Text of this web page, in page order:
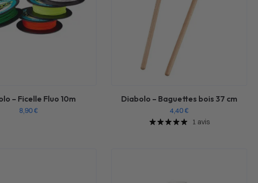
– Ficelle Fluo 10m
8,90€
Diabolo – Baguettes bois 37 cm
4,40€
1 avis